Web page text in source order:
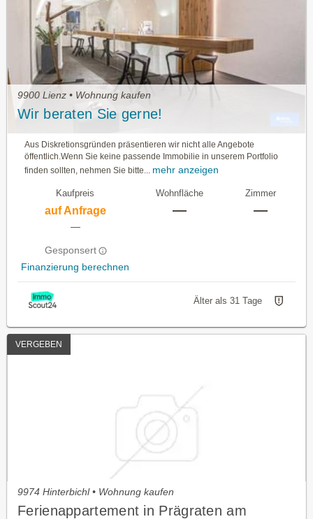
9900 Lienz • Wohnung kaufen
Wir beraten Sie gerne!
Aus Diskretionsgründen präsentieren wir nicht alle Angebote
öffentlich.Wenn Sie keine passende Immobilie in unserem Portfolio
finden sollten, nehmen Sie bitte... mehr anzeigen
Kaufpreis
auf Anfrage
—
Gesponsert
Finanzierung berechnen
Wohnfläche
—
Zimmer
—
Älter als 31 Tage
VERGEBEN
9974 Hinterbichl • Wohnung kaufen
Ferienappartement in Prägraten am